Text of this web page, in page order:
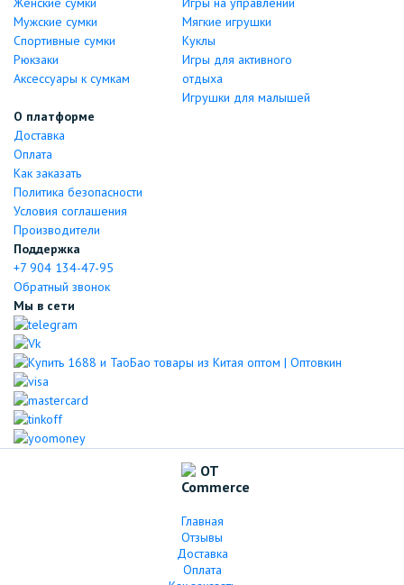
Мужские сумки
Спортивные сумки
Рюкзаки
Аксессуары к сумкам
Мягкие игрушки
Куклы
Игры для активного
отдыха
Игрушки для малышей
О платформе
Доставка
Оплата
Как заказать
Политика безопасности
Условия соглашения
Производители
Поддержка
+7 904 134-47-95
Обратный звонок
Мы в сети
Главная
Отзывы
Доставка
Оплата